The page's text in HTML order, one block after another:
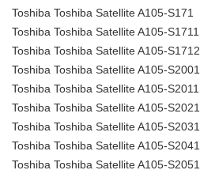
Toshiba Toshiba Satellite A105-S171
Toshiba Toshiba Satellite A105-S1711
Toshiba Toshiba Satellite A105-S1712
Toshiba Toshiba Satellite A105-S2001
Toshiba Toshiba Satellite A105-S2011
Toshiba Toshiba Satellite A105-S2021
Toshiba Toshiba Satellite A105-S2031
Toshiba Toshiba Satellite A105-S2041
Toshiba Toshiba Satellite A105-S2051